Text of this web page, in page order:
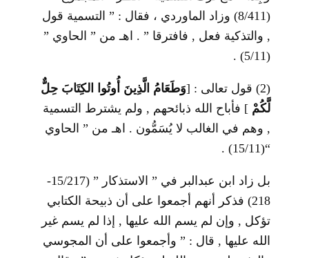
(8/411) وزاد الماوردي ، فقال : ” التسمية قول
, والتذكية فعل , فافترقا ” . اهـ من ” الحاوي ”
(5/11) .
(2) قول تعالى : ]وَطَعَامُ الَّذِينَ أُوتُوا الكِتَابَ حِلٌّ
لَّكُمْ [ فأباح الله ذبائحهم , ولم يشترط التسمية
, وهم في الغالب لا يُسَمُّون . اهـ من ” الحاوي
“(15/11) .
بل زاد ابن عبدالبر في ” الاستذكار ” (15/217-
218) فذكر أنهم أجمعوا على أن ذبيحة الكتابي
تؤكل , وإن لم يسم الله عليها , إذا لم يسم غير
الله عليها , قال : ” وأجمعوا على أن المجوسي